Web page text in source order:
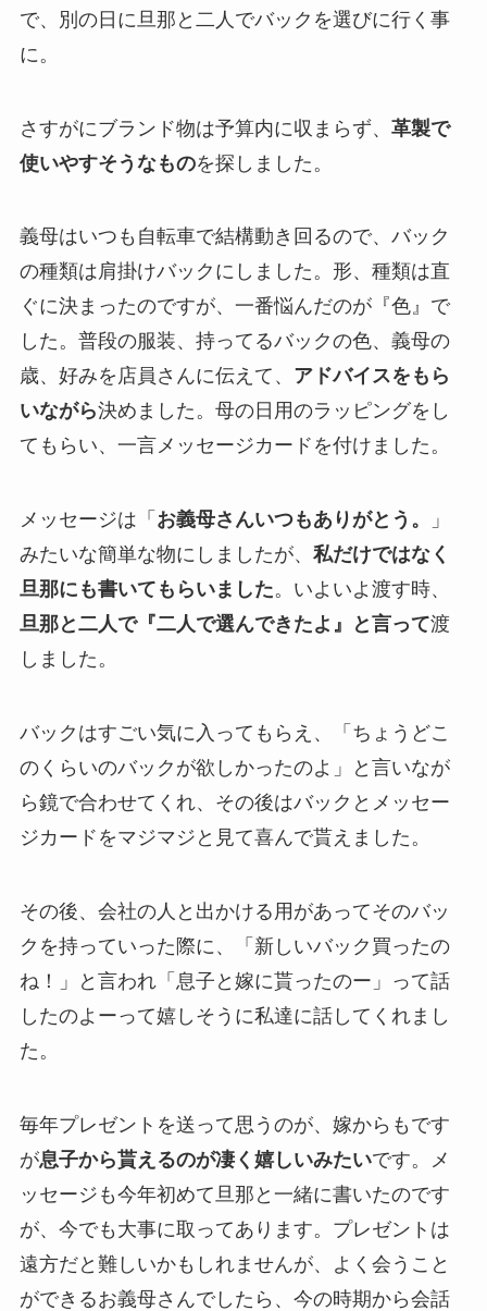
で、別の日に旦那と二人でバックを選びに行く事
に。
さすがにブランド物は予算内に収まらず、 革製で
使いやすそうなものを探しました。
義母はいつも自転車で結構動き回るので、バック
の種類は肩掛けバックにしました。形、種類は直
ぐに決まったのですが、一番悩んだのが『色』で
した。普段の服装、持ってるバックの色、義母の
歳、好みを店員さんに伝えて、 アドバイスをもら
いながら決めました。母の日用のラッピングをし
てもらい、一言メッセージカードを付けました。
メッセージは「 お義母さんいつもありがとう。
」
みたいな簡単な物にしましたが、 私だけではなく
旦那にも書いてもらいました。いよいよ渡す時、
旦那と二人で『二人で選んできたよ』と言って渡
しました。
バックはすごい気に入ってもらえ、「ちょうどこ
のくらいのバックが欲しかったのよ」と言いなが
ら鏡で合わせてくれ、その後はバックとメッセー
ジカードをマジマジと見て喜んで貰えました。
その後、会社の人と出かける用があってそのバッ
クを持っていった際に、「新しいバック買ったの
ね！」と言われ「息子と嫁に貰ったのー」って話
したのよーって嬉しそうに私達に話してくれまし
た。
毎年プレゼントを送って思うのが、嫁からもです
が息子から貰えるのが凄く嬉しいみたいです。メ
ッセージも今年初めて旦那と一緒に書いたのです
が、今でも大事に取ってあります。プレゼントは
遠方だと難しいかもしれませんが、よく会うこと
ができるお義母さんでしたら、今の時期から会話